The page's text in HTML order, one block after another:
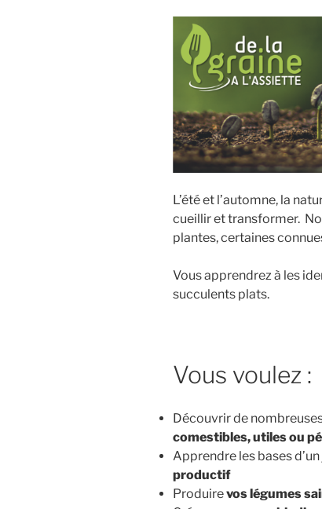
L’été et l’automne, la
cueillir et transformer.
plantes, certaines
Vous apprendrez à les
succulents plats.
Vous voulez :
Découvrir de
comestibles, utiles ou
Apprendre les bases
productif
Produirevos légumes